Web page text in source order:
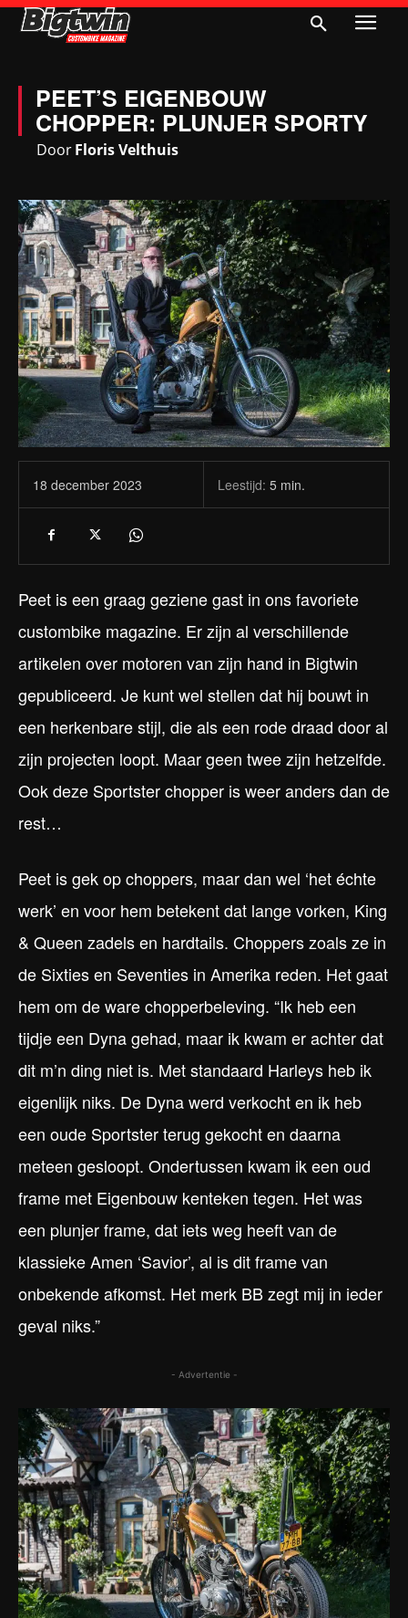
PEET’S EIGENBOUW
CHOPPER: PLUNJER SPORTY
DoorFloris Velthuis
18 december 2023 Leestijd: 5 min.
Peet is een graag geziene gast in ons favoriete
custombike magazine. Er zijn al verschillende
artikelen over motoren van zijn hand in Bigtwin
gepubliceerd. Je kunt wel stellen dat hij bouwt in
een herkenbare stijl, die als een rode draad door al
zijn projecten loopt. Maar geen twee zijn hetzelfde.
Ook deze Sportster chopper is weer anders dan de
rest…
Peet is gek op choppers, maar dan wel ‘het échte
werk’ en voor hem betekent dat lange vorken, King
& Queen zadels en hardtails. Choppers zoals ze in
de Sixties en Seventies in Amerika reden. Het gaat
hem om de ware chopperbeleving. “Ik heb een
tijdje een Dyna gehad, maar ik kwam er achter dat
dit m’n ding niet is. Met standaard Harleys heb ik
eigenlijk niks. De Dyna werd verkocht en ik heb
een oude Sportster terug gekocht en daarna
meteen gesloopt. Ondertussen kwam ik een oud
frame met Eigenbouw kenteken tegen. Het was
een plunjer frame, dat iets weg heeft van de
klassieke Amen ‘Savior’, al is dit frame van
onbekende afkomst. Het merk BB zegt mij in ieder
geval niks.”
- Advertentie -